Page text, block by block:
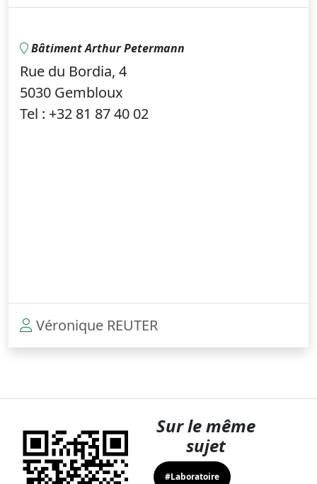
Bâtiment Arthur Petermann
Rue du Bordia, 4
5030 Gembloux
Tel : +32 81 87 40 02
Véronique REUTER
Sur le même
sujet
#Laboratoire